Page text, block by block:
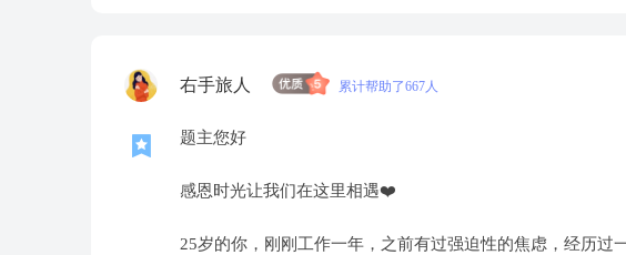
右手旅人 累计帮助了667人
题主您好
感恩时光让我们在这里相遇❤️
25岁的你，刚刚工作一年，之前有过强迫性的焦虑，经历过